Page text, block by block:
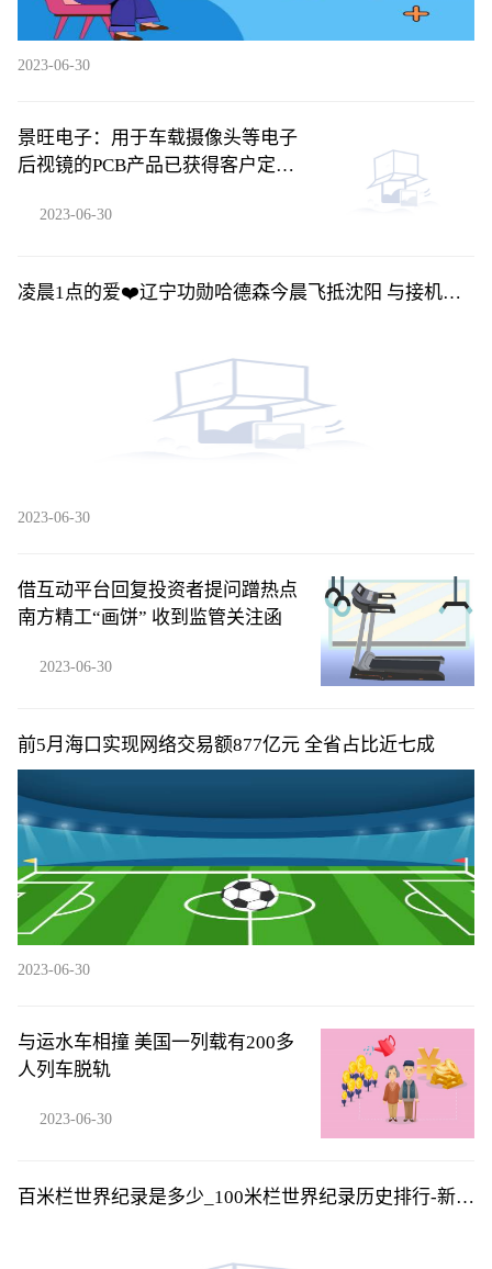
2023-06-30
景旺电子：用于车载摄像头等电子
后视镜的PCB产品已获得客户定点
2023-06-30
凌晨1点的爱❤️辽宁功勋哈德森今晨飞抵沈阳 与接机球
2023-06-30
借互动平台回复投资者提问蹭热点
南方精工“画饼” 收到监管关注函
2023-06-30
​前5月海口实现网络交易额877亿元 全省占比近七成
2023-06-30
与运水车相撞 美国一列载有200多
人列车脱轨
2023-06-30
百米栏世界纪录是多少_100米栏世界纪录历史排行-新资